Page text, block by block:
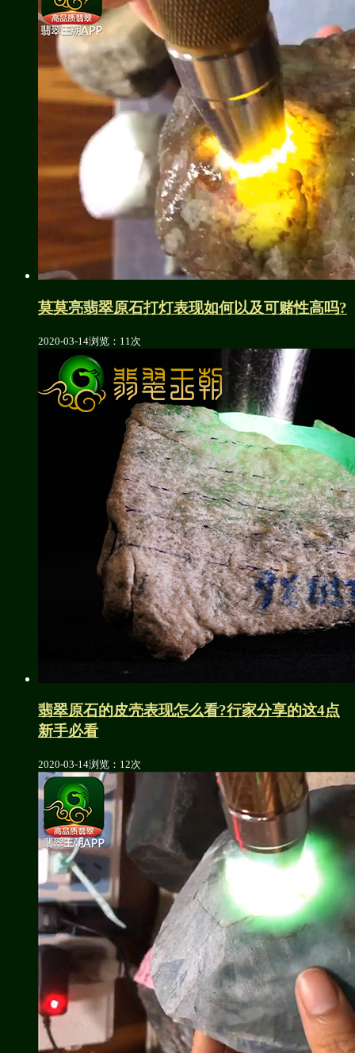
莫莫亮翡翠原石打灯表现如何以及可赌性高吗?
2020-03-14浏览：11次
翡翠原石的皮壳表现怎么看?行家分享的这4点
新手必看
2020-03-14浏览：12次